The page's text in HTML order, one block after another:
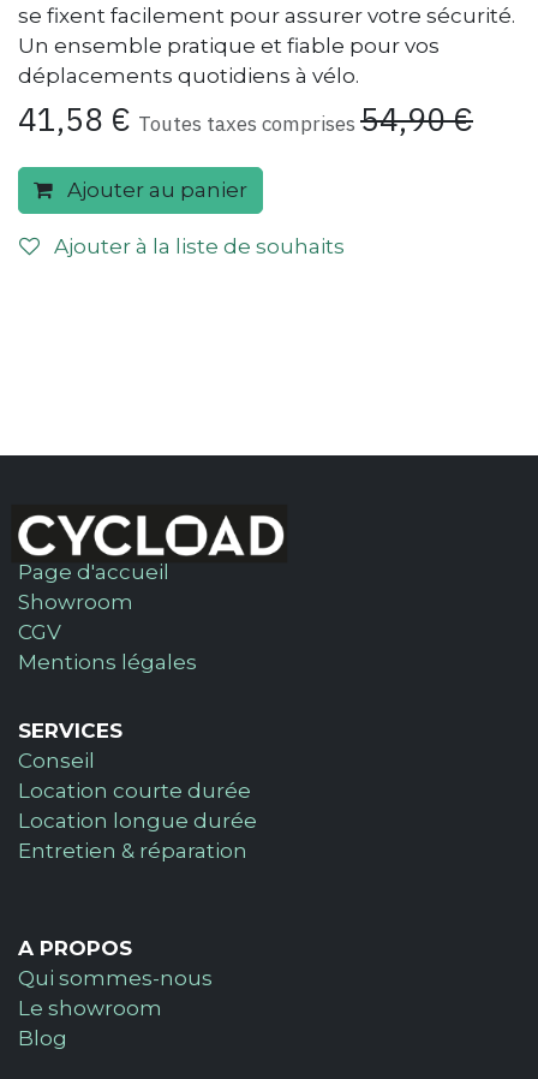
se fixent facilement pour assurer votre sécurité.
Un ensemble pratique et fiable pour vos
déplacements quotidiens à vélo.
41,58 € Toutes taxes comprises 54,90€
Ajouter au panier
Ajouter à la liste de souhaits
Page d'accueil
Showroom
CGV
Mentions légales
SERVICES
Conseil
Location courte durée
Location longue durée
Entretien & réparation
A PROPOS
Qui sommes-nous
Le showroom
Blog